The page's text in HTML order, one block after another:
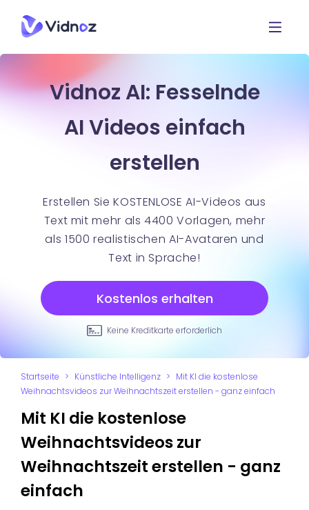
Vidnoz AI: Fesselnde
AI Videos einfach
erstellen
Erstellen Sie KOSTENLOSE AI-Videos aus
Text mit mehr als 4400 Vorlagen, mehr
als 1500 realistischen AI-Avataren und
Text in Sprache!
Kostenlos erhalten
Keine Kreditkarte erforderlich
Startseite > Künstliche Intelligenz > Mit KI die kostenlose
Weihnachtsvideos zur Weihnachtszeit erstellen - ganz einfach
Mit KI die kostenlose
Weihnachtsvideos zur
Weihnachtszeit erstellen - ganz
einfach